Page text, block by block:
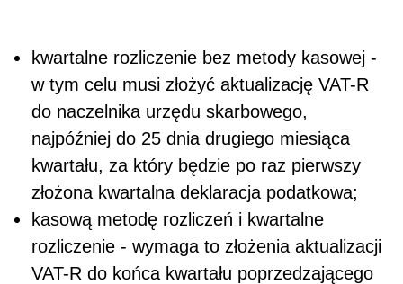
kwartalne rozliczenie bez metody kasowej -
w tym celu musi złożyć aktualizację VAT-R
do naczelnika urzędu skarbowego,
najpóźniej do 25 dnia drugiego miesiąca
kwartału, za który będzie po raz pierwszy
złożona kwartalna deklaracja podatkowa;
kasową metodę rozliczeń i kwartalne
rozliczenie - wymaga to złożenia aktualizacji
VAT-R do końca kwartału poprzedzającego